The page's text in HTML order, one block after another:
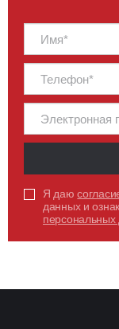
Я даю
данных и